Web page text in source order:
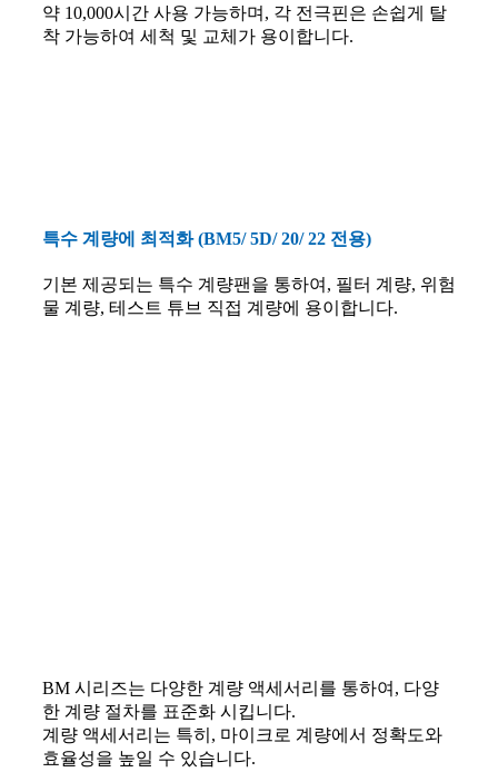
약 10,000시간 사용 가능하며, 각 전극핀은 손쉽게 탈
착 가능하여 세척 및 교체가 용이합니다.
특수 계량에 최적화 (BM5/ 5D/ 20/ 22 전용)
기본 제공되는 특수 계량팬을 통하여, 필터 계량, 위험
물 계량, 테스트 튜브 직접 계량에 용이합니다.
BM 시리즈는 다양한 계량 액세서리를 통하여, 다양
한 계량 절차를 표준화 시킵니다.
계량 액세서리는 특히, 마이크로 계량에서 정확도와
효율성을 높일 수 있습니다.